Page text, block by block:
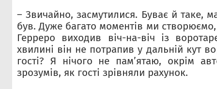
– Звичайно, засмутилися. Буває й таке,
був. Дуже багато моментів ми
Герреро виходив віч-на-віч із
хвилині він не потрапив у дальній кут
гості? Я нічого не пам’ятаю, окрім
зрозумів, як гості зрівняли рахунок.